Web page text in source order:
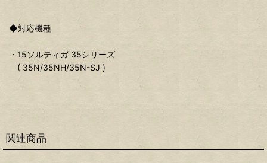
◆対応機種
・15ソルティガ 35シリーズ
( 35N/35NH/35N-SJ )
関連商品